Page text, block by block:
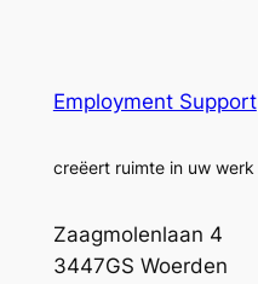
Employment Support
creëert ruimte in uw werk
Zaagmolenlaan 4
3447GS Woerden